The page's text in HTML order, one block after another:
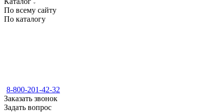
По всему сайту
По каталогу
8-800-201-42-32
Заказать звонок
Задать вопрос